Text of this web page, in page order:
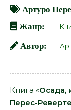
Артуро
Жанр:
Автор:
Книга «Осада,
Перес-Реверте